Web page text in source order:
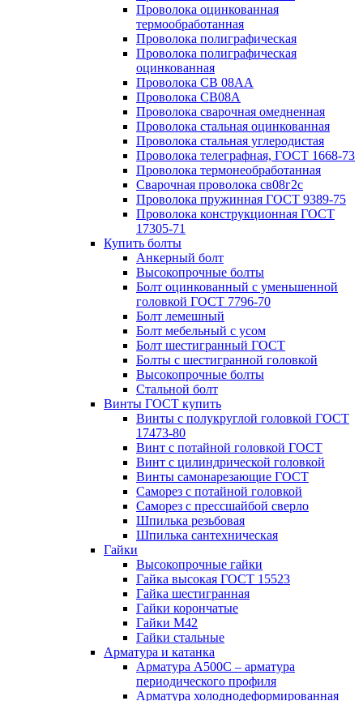
Проволока оцинкованная
термообработанная
Проволока полиграфическая
Проволока полиграфическая
оцинкованная
Проволока СВ 08АА
Проволока СВ08А
Проволока сварочная омедненная
Проволока стальная оцинкованная
Проволока стальная углеродистая
Проволока телеграфная, ГОСТ 1668-73
Проволока термонеобработанная
Сварочная проволока св08г2с
Проволока пружинная ГОСТ 9389-75
Проволока конструкционная ГОСТ
17305-71
Купить болты
Анкерный болт
Высокопрочные болты
Болт оцинкованный с уменьшенной
головкой ГОСТ 7796-70
Болт лемешный
Болт мебельный с усом
Болт шестигранный ГОСТ
Болты с шестигранной головкой
Высокопрочные болты
Стальной болт
Винты ГОСТ купить
Винты с полукруглой головкой ГОСТ
17473-80
Винт с потайной головкой ГОСТ
Винт с цилиндрической головкой
Винты самонарезающие ГОСТ
Саморез с потайной головкой
Саморез с прессшайбой сверло
Шпилька резьбовая
Шпилька сантехническая
Гайки
Высокопрочные гайки
Гайка высокая ГОСТ 15523
Гайка шестигранная
Гайки корончатые
Гайки М42
Гайки стальные
Арматура и катанка
Арматура А500С – арматура
периодического профиля
Арматура холоднодеформированная